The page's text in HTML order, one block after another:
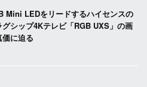
Mini LEDをリードするハイセンスの
グシップ4Kテレビ「RGB UXS」の画
価に迫る